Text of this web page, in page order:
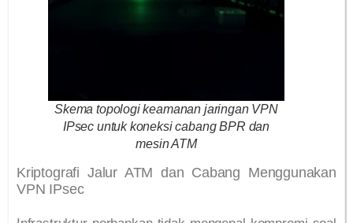
Skema topologi keamanan jaringan VPN
IPsec untuk koneksi cabang BPR dan
mesin ATM
Kriptografi Jalur ATM dan Cabang Menggunakan
VPN IPsec